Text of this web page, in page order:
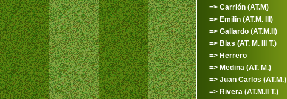
=> Carrión (AT.M)
=> Emilin (AT.M. III)
=> Gallardo (AT.M.II)
=> Blas (AT. M. III T.)
=> Herrero
=> Medina (AT. M.)
=> Juan Carlos (AT.M.)
=> Rivera (AT.M.II T.)